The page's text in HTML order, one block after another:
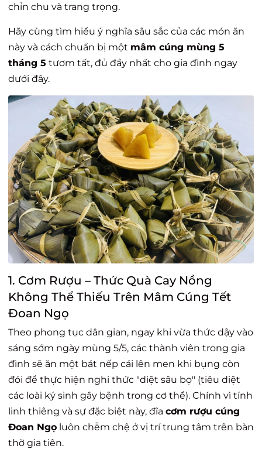
chỉn chu và trang trọng.
Hãy cùng tìm hiểu ý nghĩa sâu sắc của các món ăn
này và cách chuẩn bị một mâm cúng mùng 5
tháng 5 tươm tất, đủ đầy nhất cho gia đình ngay
dưới đây.
1. Cơm Rượu – Thức Quà Cay Nồng
Không Thể Thiếu Trên Mâm Cúng Tết
Đoan Ngọ
Theo phong tục dân gian, ngay khi vừa thức dậy vào
sáng sớm ngày mùng 5/5, các thành viên trong gia
đình sẽ ăn một bát nếp cái lên men khi bụng còn
đói để thực hiện nghi thức "diệt sâu bọ" (tiêu diệt
các loài ký sinh gây bệnh trong cơ thể). Chính vì tính
linh thiêng và sự đặc biệt này, đĩa cơm rượu cúng
Đoan Ngọ luôn chễm chệ ở vị trí trung tâm trên bàn
thờ gia tiên.